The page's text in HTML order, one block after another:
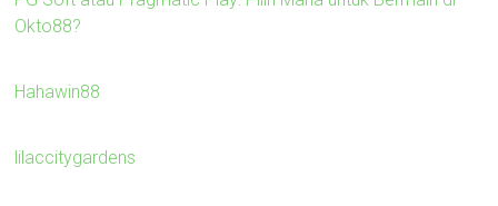
Okto88?
Hahawin88
lilaccitygardens